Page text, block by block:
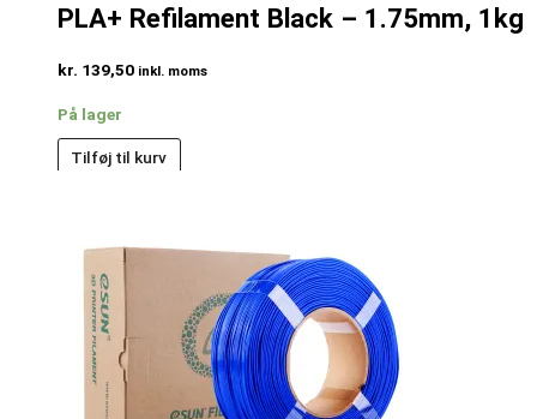
PLA+ Refilament Black – 1.75mm, 1kg
kr. 139,50 inkl. moms
På lager
Tilføj til kurv